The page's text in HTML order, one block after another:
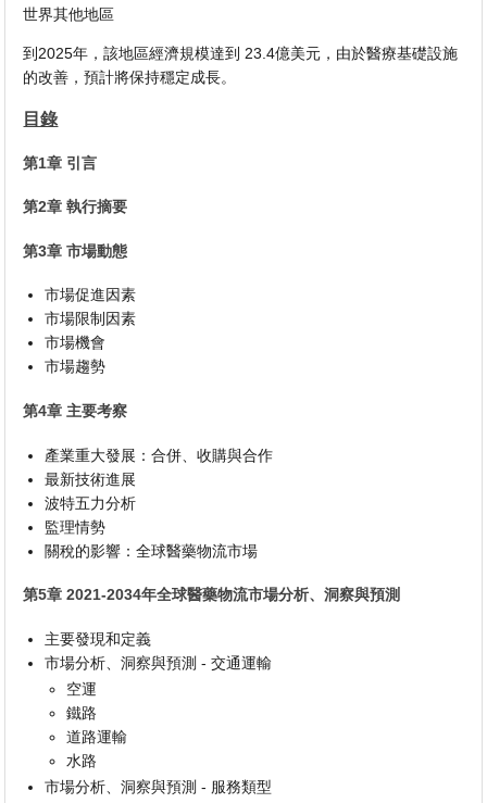
世界其他地區
到2025年，該地區經濟規模達到 23.4億美元，由於醫療基礎設施
的改善，預計將保持穩定成長。
目錄
第1章 引言
第2章 執行摘要
第3章 市場動態
市場促進因素
市場限制因素
市場機會
市場趨勢
第4章 主要考察
產業重大發展：合併、收購與合作
最新技術進展
波特五力分析
監理情勢
關稅的影響：全球醫藥物流市場
第5章 2021-2034年全球醫藥物流市場分析、洞察與預測
主要發現和定義
市場分析、洞察與預測 - 交通運輸
空運
鐵路
道路運輸
水路
市場分析、洞察與預測 - 服務類型